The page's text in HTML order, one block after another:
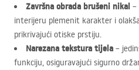
Završna obrada brušeni nikal –
interijeru plemenit karakter i
prikrivajući otiske prstiju.
Narezana tekstura tijela –
funkciju, osiguravajući sigurno